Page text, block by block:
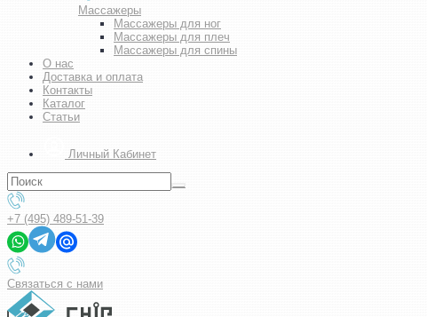
Массажеры
Массажеры для ног
Массажеры для плеч
Массажеры для спины
О нас
Доставка и оплата
Контакты
Каталог
Статьи
Личный Кабинет
+7 (495) 489-51-39
Связаться с нами